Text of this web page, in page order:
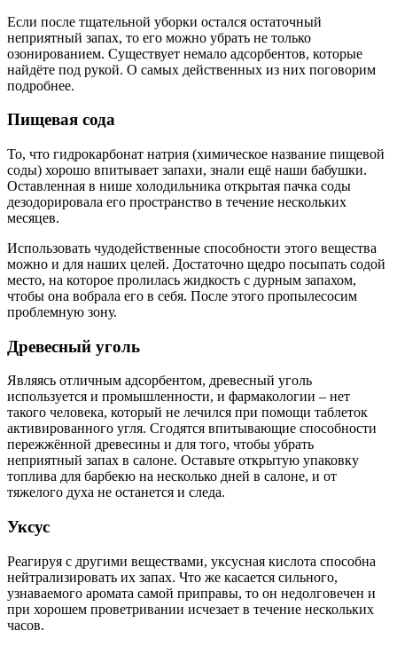
Если после тщательной уборки остался остаточный
неприятный запах, то его можно убрать не только
озонированием. Существует немало адсорбентов, которые
найдёте под рукой. О самых действенных из них поговорим
подробнее.
Пищевая сода
То, что гидрокарбонат натрия (химическое название пищевой
соды) хорошо впитывает запахи, знали ещё наши бабушки.
Оставленная в нише холодильника открытая пачка соды
дезодорировала его пространство в течение нескольких
месяцев.
Использовать чудодейственные способности этого вещества
можно и для наших целей. Достаточно щедро посыпать содой
место, на которое пролилась жидкость с дурным запахом,
чтобы она вобрала его в себя. После этого пропылесосим
проблемную зону.
Древесный уголь
Являясь отличным адсорбентом, древесный уголь
используется и промышленности, и фармакологии – нет
такого человека, который не лечился при помощи таблеток
активированного угля. Сгодятся впитывающие способности
пережжённой древесины и для того, чтобы убрать
неприятный запах в салоне. Оставьте открытую упаковку
топлива для барбекю на несколько дней в салоне, и от
тяжелого духа не останется и следа.
Уксус
Реагируя с другими веществами, уксусная кислота способна
нейтрализировать их запах. Что же касается сильного,
узнаваемого аромата самой приправы, то он недолговечен и
при хорошем проветривании исчезает в течение нескольких
часов.